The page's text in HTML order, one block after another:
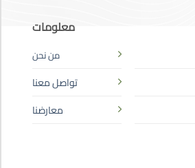
معلومات
من نحن
تواصل معنا
معارضنا